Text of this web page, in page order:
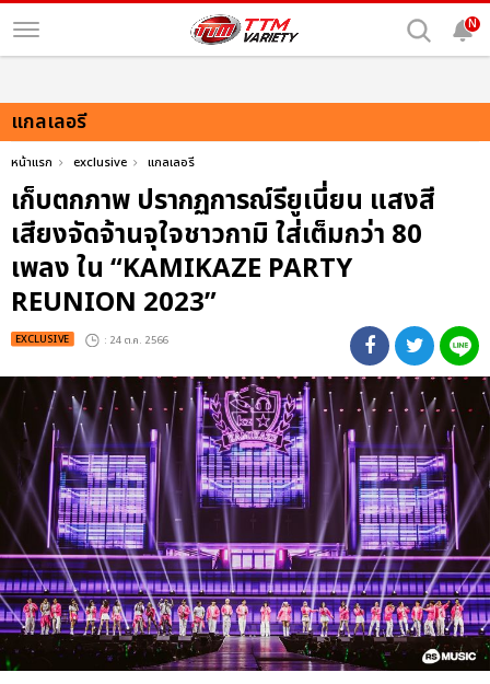
N
แกลเลอรี
หน้าแรก exclusive แกลเลอรี
เก็บตกภาพ ปรากฏการณ์รียูเนี่ยน แสงสี
เสียงจัดจ้านจุใจชาวกามิ ใส่เต็มกว่า 80
เพลง ใน “KAMIKAZE PARTY
REUNION 2023”
EXCLUSIVE : 24 ต.ค. 2566